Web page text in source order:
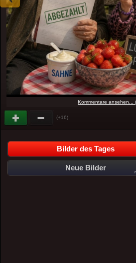
Kommentare ansehen...
(+16)
Bilder des Tages
Neue Bilder